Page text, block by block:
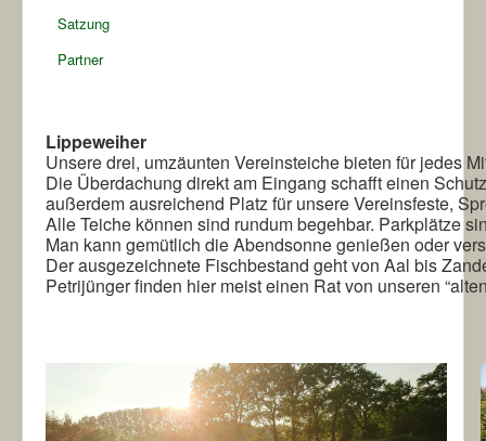
Satzung
Partner
Lippeweiher
Unsere drei, umzäunten Vereinsteiche bieten für jedes
Die Überdachung direkt am Eingang schafft einen
außerdem ausreichend Platz für unsere Vereinsfeste,
Alle Teiche können sind rundum begehbar. Parkplätze
Man kann gemütlich die Abendsonne genießen oder
Der ausgezeichnete Fischbestand geht von Aal bis
Petrijünger finden hier meist einen Rat von unseren